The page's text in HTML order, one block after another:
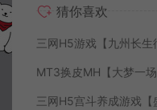
猜你喜欢